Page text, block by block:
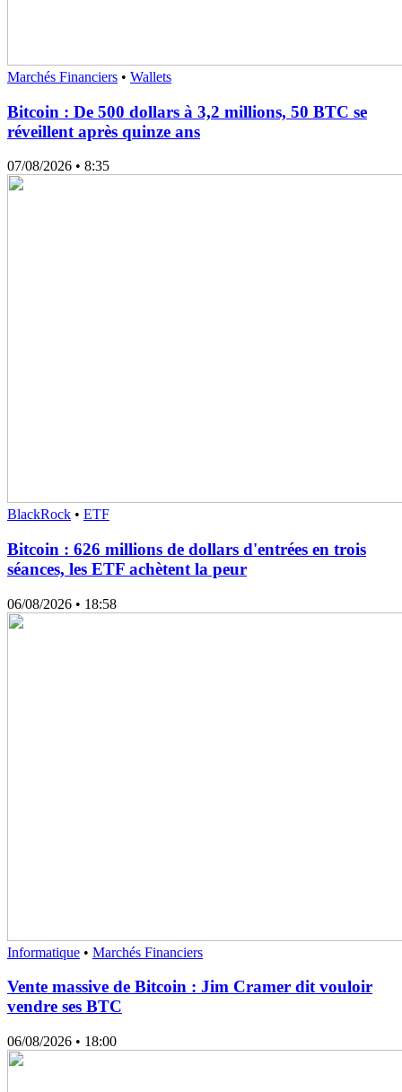
Marchés Financiers • Wallets
Bitcoin : De 500 dollars à 3,2 millions, 50 BTC se
réveillent après quinze ans
07/08/2026 • 8:35
BlackRock • ETF
Bitcoin : 626 millions de dollars d'entrées en trois
séances, les ETF achètent la peur
06/08/2026 • 18:58
Informatique • Marchés Financiers
Vente massive de Bitcoin : Jim Cramer dit vouloir
vendre ses BTC
06/08/2026 • 18:00